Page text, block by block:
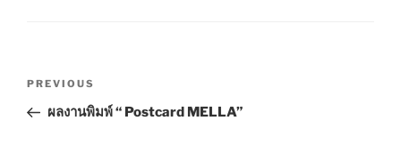
s
P
r
PREVIOUS
ผลงานพิมพ์ “ Postcard MELLA”